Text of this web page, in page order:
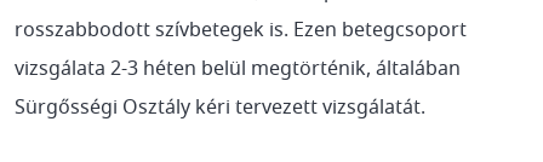
rosszabbodott szívbetegek is. Ezen betegcsoport
vizsgálata 2-3 héten belül megtörténik, általában
Sürgősségi Osztály kéri tervezett vizsgálatát.